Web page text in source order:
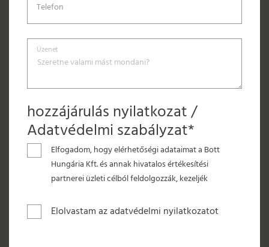
Telefon
Üzenet
hozzájárulás nyilatkozat /
Adatvédelmi szabályzat*
Elfogadom, hogy elérhetőségi adataimat a Bott
Hungária Kft. és annak hivatalos értékesítési
partnerei üzleti célból feldolgozzák, kezeljék
Elolvastam az adatvédelmi nyilatkozatot